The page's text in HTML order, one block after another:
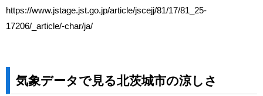
https://www.jstage.jst.go.jp/article/jscejj/81/17/81_25-
17206/_article/-char/ja/
気象データで見る北茨城市の涼しさ